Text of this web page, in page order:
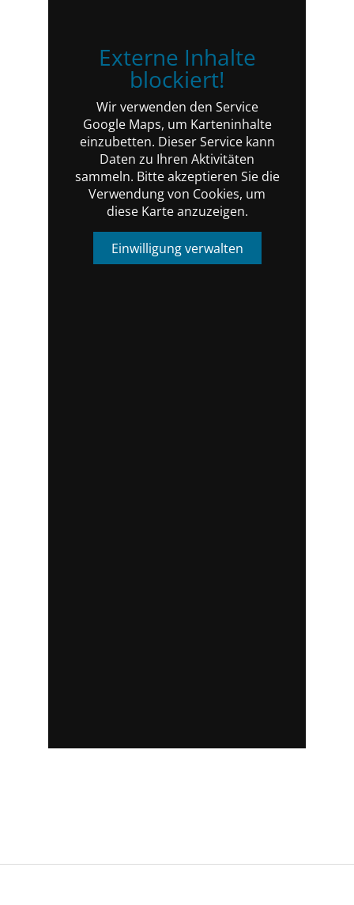
Externe Inhalte
blockiert!
Wir verwenden den Service
Google Maps, um Karteninhalte
einzubetten. Dieser Service kann
Daten zu Ihren Aktivitäten
sammeln. Bitte akzeptieren Sie die
Verwendung von Cookies, um
diese Karte anzuzeigen.
Einwilligung verwalten